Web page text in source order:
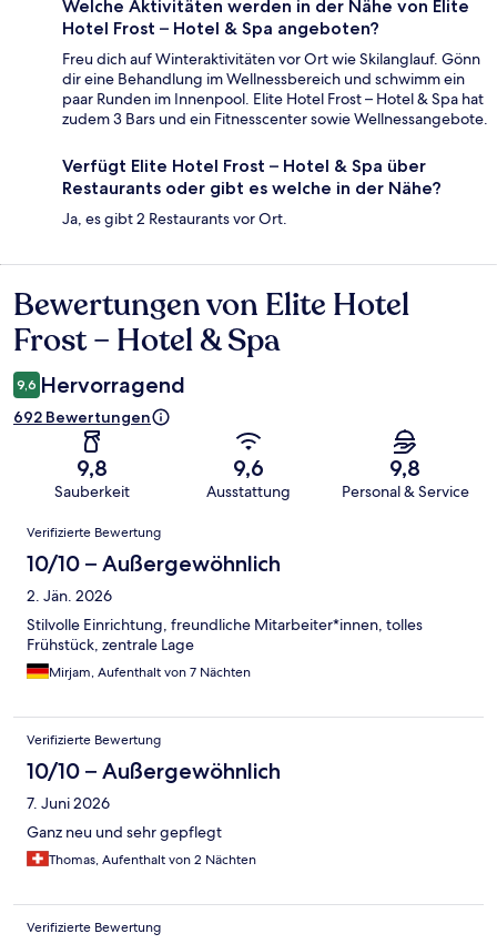
Welche Aktivitäten werden in der Nähe von Elite
Hotel Frost – Hotel & Spa angeboten?
Freu dich auf Winteraktivitäten vor Ort wie Skilanglauf. Gönn
dir eine Behandlung im Wellnessbereich und schwimm ein
paar Runden im Innenpool. Elite Hotel Frost – Hotel & Spa hat
zudem 3 Bars und ein Fitnesscenter sowie Wellnessangebote.
Verfügt Elite Hotel Frost – Hotel & Spa über
Restaurants oder gibt es welche in der Nähe?
Ja, es gibt 2 Restaurants vor Ort.
Bewertungen
Bewertungen von Elite Hotel
Frost – Hotel & Spa
9,6 Hervorragend
692 Bewertungen
9,8
Sauberkeit
9,6
Ausstattung
9,8
Personal & Service
Bewertungen
Verifizierte Bewertung
10/10 – Außergewöhnlich
2. Jän. 2026
Stilvolle Einrichtung, freundliche Mitarbeiter*innen, tolles
Frühstück, zentrale Lage
Mirjam, Aufenthalt von 7 Nächten
Verifizierte Bewertung
10/10 – Außergewöhnlich
7. Juni 2026
Ganz neu und sehr gepflegt
Thomas, Aufenthalt von 2 Nächten
Verifizierte Bewertung